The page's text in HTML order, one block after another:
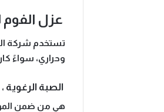
عزل
تستخدم شركة
وحراري، سواءً
الصبة
هي من ضمن